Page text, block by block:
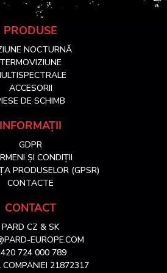
PRODUSE
NOCTURNĂ
TERMOVIZIUNE
ACCESORII
DE SCHIMB
INFORMAȚII
GDPR
ȘI CONDIȚII
PRODUSELOR (GPSR)
CONTACTE
CONTACT
PARD CZ & SK
EUROPE.COM
724 000 789
COMPANIEI 21872317